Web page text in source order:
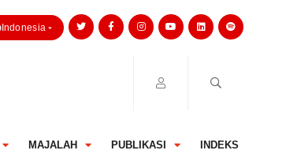
Indonesia
MAJALAH PUBLIKASI INDEKS